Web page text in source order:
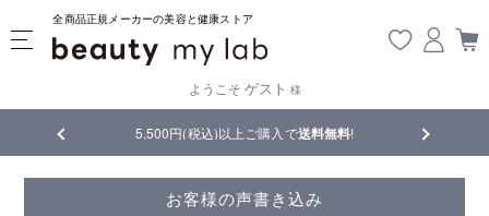
全商品正規メーカーの美容と健康ストア
ようこそ ゲスト 様
5,500円(税込)以上ご購入で送料無料! 【重要】
お客様の声書き込み